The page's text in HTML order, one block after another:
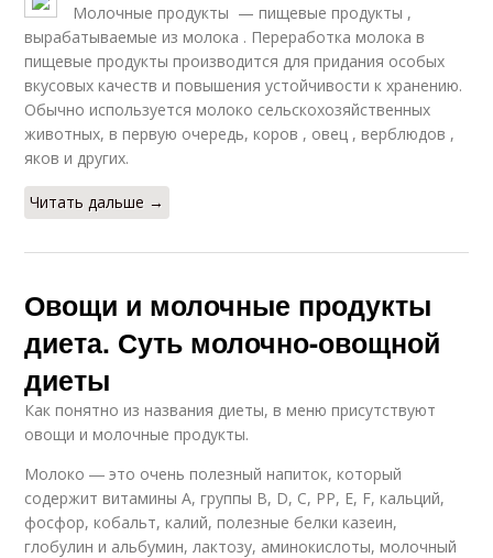
Молочные продукты — пищевые продукты ,
вырабатываемые из молока . Переработка молока в
пищевые продукты производится для придания особых
вкусовых качеств и повышения устойчивости к хранению.
Обычно используется молоко сельскохозяйственных
животных, в первую очередь, коров , овец , верблюдов ,
яков и других.
Читать дальше →
Овощи и молочные продукты
диета. Суть молочно-овощной
диеты
Как понятно из названия диеты, в меню присутствуют
овощи и молочные продукты.
Молоко ― это очень полезный напиток, который
содержит витамины А, группы В, D, С, РР, Е, F, кальций,
фосфор, кобальт, калий, полезные белки казеин,
глобулин и альбумин, лактозу, аминокислоты, молочный